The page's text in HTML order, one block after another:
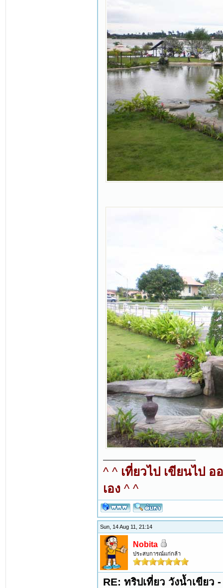
^ ^ เที่ยวไป เขียนไป
เอง ^ ^
Sun, 14 Aug 11, 21:14
Nobita
ประสบการณ์แก่กล้า
RE: ทริปเที่ยว วังน้ำเขียว